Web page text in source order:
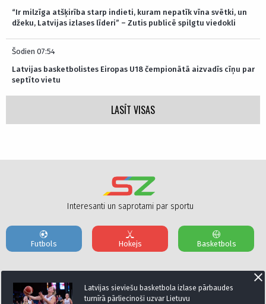
“Ir milzīga atšķirība starp indieti, kuram nepatīk vīna svētki, un
džeku, Latvijas izlases līderi” – Zutis publicē spilgtu viedokli
Šodien 07:54
Latvijas basketbolistes Eiropas U18 čempionātā aizvadīs cīņu par
septīto vietu
LASĪT VISAS
Latvijas sieviešu basketbola izlase pārbaudes
turnīrā pārliecinoši uzvar Lietuvu
Interesanti un saprotami par sportu
Futbols Hokejs Basketbols
Par mums Reklāmas Parametri Kontakti